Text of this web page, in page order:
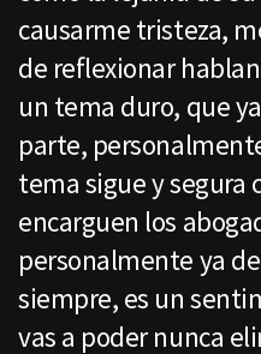
causarme tristeza,
de reflexionar
un tema duro, que
parte,
tema sigue y segura
encarguen los
personalmente ya
siempre, es un
vas a poder nunca